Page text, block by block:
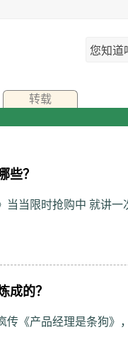
您知道
转载
些？
当当限时抢购中 就讲一
成的？
传《产品经理是条狗》